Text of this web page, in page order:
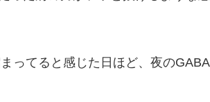
ってると感じた日ほど、夜の